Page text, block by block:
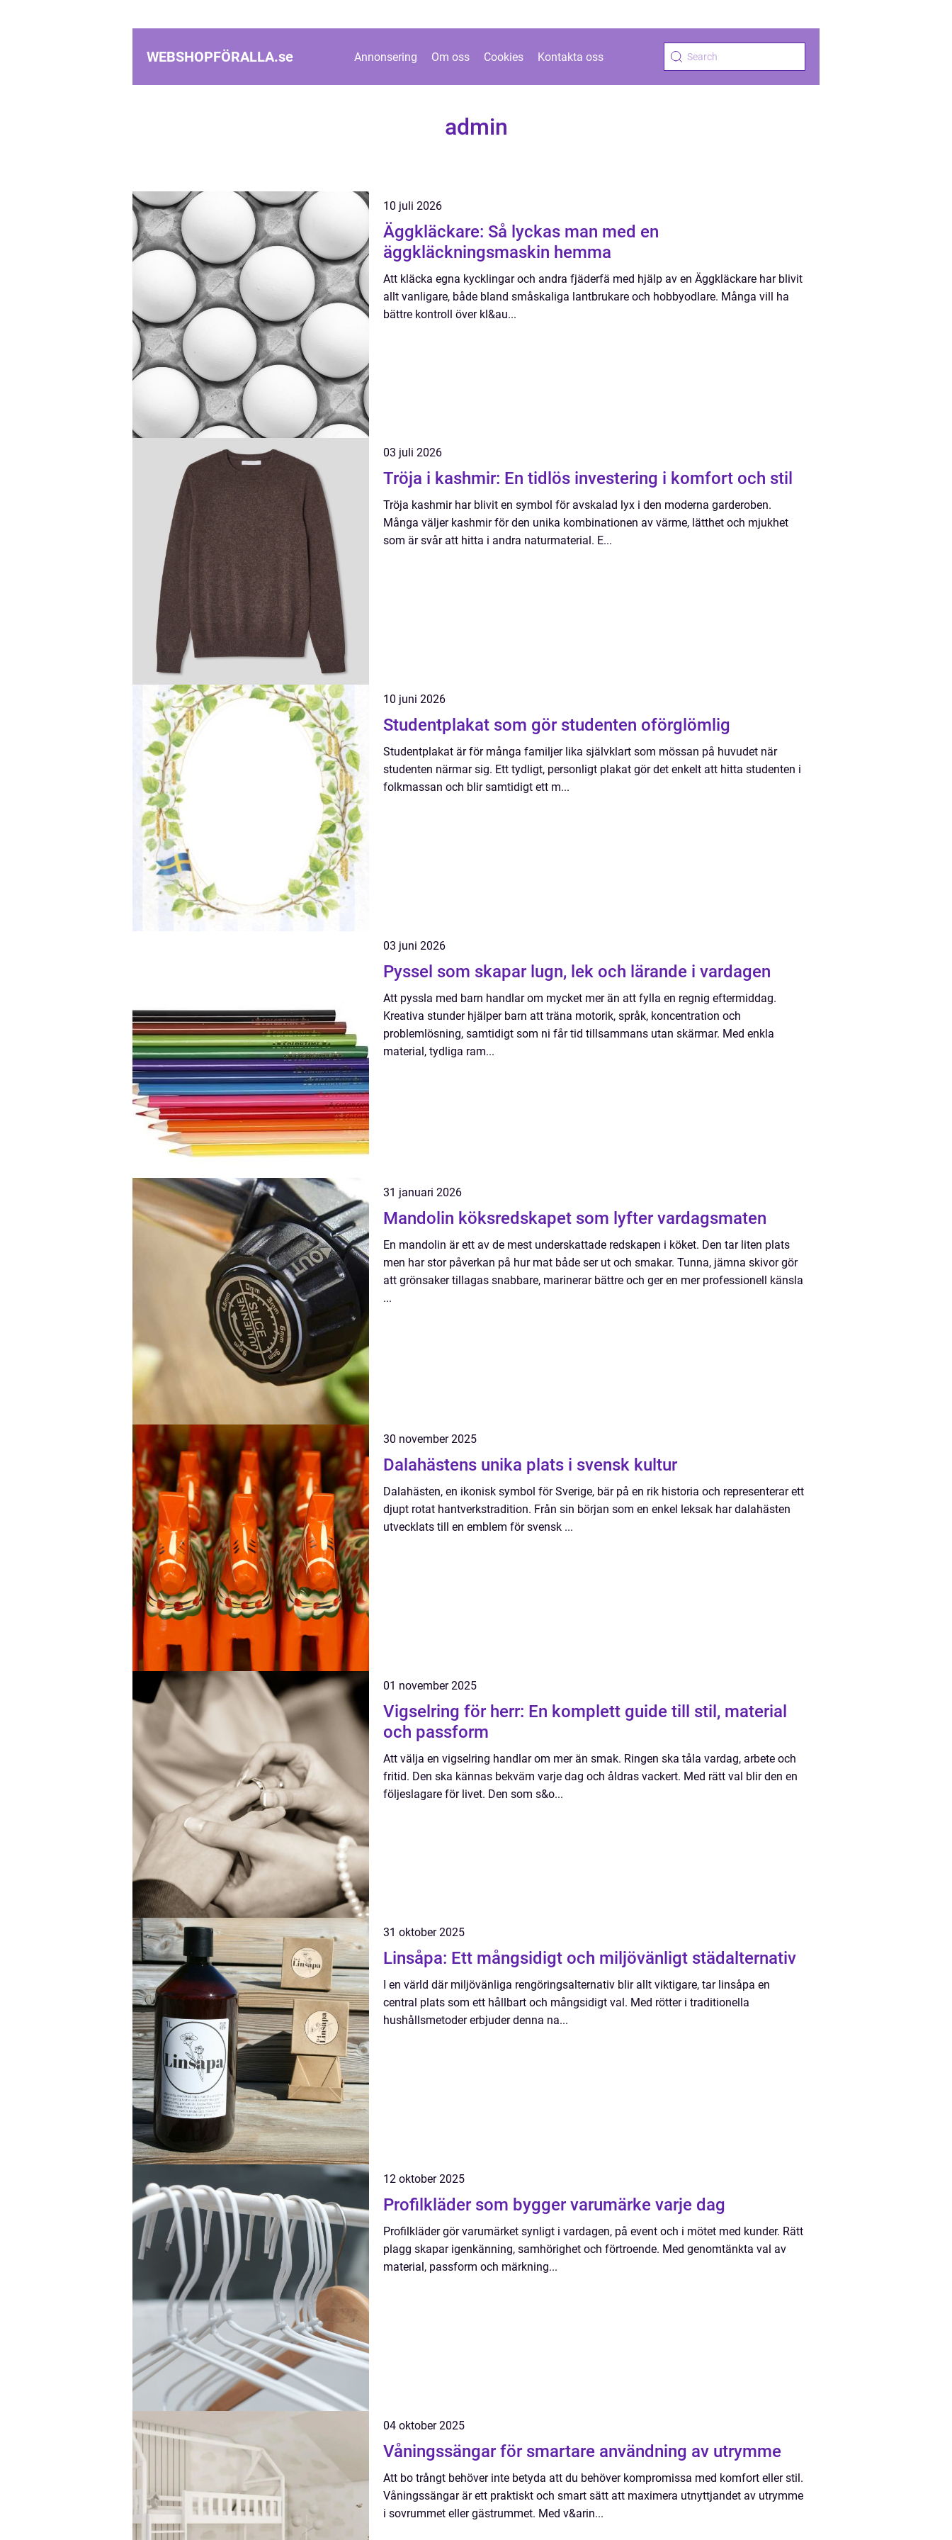
WEBSHOPFÖRALLA.se Annonsering Om oss Cookies Kontakta oss
admin
10 juli 2026
Äggkläckare: Så lyckas man med en
äggkläckningsmaskin hemma
Att kläcka egna kycklingar och andra fjäderfä med hjälp av en Äggkläckare har blivit
allt vanligare, både bland småskaliga lantbrukare och hobbyodlare. Många vill ha
bättre kontroll över kl&au...
03 juli 2026
Tröja i kashmir: En tidlös investering i komfort och stil
Tröja kashmir har blivit en symbol för avskalad lyx i den moderna garderoben.
Många väljer kashmir för den unika kombinationen av värme, lätthet och mjukhet
som är svår att hitta i andra naturmaterial. E...
10 juni 2026
Studentplakat som gör studenten oförglömlig
Studentplakat är för många familjer lika självklart som mössan på huvudet när
studenten närmar sig. Ett tydligt, personligt plakat gör det enkelt att hitta studenten i
folkmassan och blir samtidigt ett m...
03 juni 2026
Pyssel som skapar lugn, lek och lärande i vardagen
Att pyssla med barn handlar om mycket mer än att fylla en regnig eftermiddag.
Kreativa stunder hjälper barn att träna motorik, språk, koncentration och
problemlösning, samtidigt som ni får tid tillsammans utan skärmar. Med enkla
material, tydliga ram...
31 januari 2026
Mandolin köksredskapet som lyfter vardagsmaten
En mandolin är ett av de mest underskattade redskapen i köket. Den tar liten plats
men har stor påverkan på hur mat både ser ut och smakar. Tunna, jämna skivor gör
att grönsaker tillagas snabbare, marinerar bättre och ger en mer professionell känsla
...
30 november 2025
Dalahästens unika plats i svensk kultur
Dalahästen, en ikonisk symbol för Sverige, bär på en rik historia och representerar ett
djupt rotat hantverkstradition. Från sin början som en enkel leksak har dalahästen
utvecklats till en emblem för svensk ...
01 november 2025
Vigselring för herr: En komplett guide till stil, material
och passform
Att välja en vigselring handlar om mer än smak. Ringen ska tåla vardag, arbete och
fritid. Den ska kännas bekväm varje dag och åldras vackert. Med rätt val blir den en
följeslagare för livet. Den som s&o...
31 oktober 2025
Linsåpa: Ett mångsidigt och miljövänligt städalternativ
I en värld där miljövänliga rengöringsalternativ blir allt viktigare, tar linsåpa en
central plats som ett hållbart och mångsidigt val. Med rötter i traditionella
hushållsmetoder erbjuder denna na...
12 oktober 2025
Profilkläder som bygger varumärke varje dag
Profilkläder gör varumärket synligt i vardagen, på event och i mötet med kunder. Rätt
plagg skapar igenkänning, samhörighet och förtroende. Med genomtänkta val av
material, passform och märkning...
04 oktober 2025
Våningssängar för smartare användning av utrymme
Att bo trångt behöver inte betyda att du behöver kompromissa med komfort eller stil.
Våningssängar är ett praktiskt och smart sätt att maximera utnyttjandet av utrymme
i sovrummet eller gästrummet. Med v&arin...